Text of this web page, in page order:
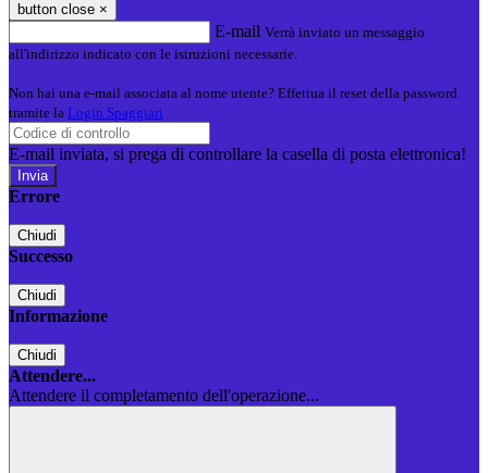
button close ×
E-mail Verrà inviato un messaggio
all'indirizzo indicato con le istruzioni necessarie.
Non hai una e-mail associata al nome utente? Effettua il reset della password
tramite la Login Spaggiari
E-mail inviata, si prega di controllare la casella di posta elettronica!
Errore
Chiudi
Successo
Chiudi
Informazione
Chiudi
Attendere...
Attendere il completamento dell'operazione...